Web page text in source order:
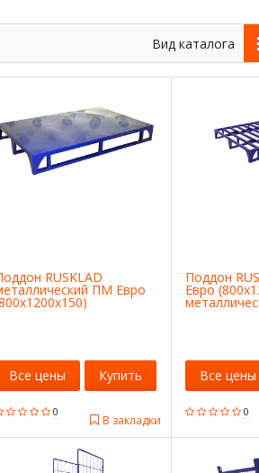
Вид каталога
RUSKLAD
ПМ Евро
0
В закладки
Все цены Купить
Поддон
Евро
0
Все цены